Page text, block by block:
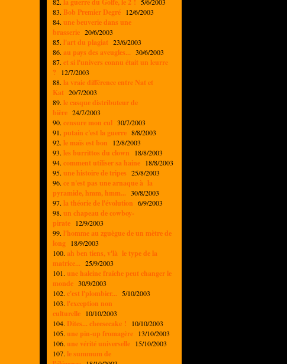
la guerre du Golfe, le 2 !
83. Bob Premier Degré 12/6/2003
84. une beuverie dans une
brasserie 20/6/2003
85. l'art du plagiat 23/6/2003
86. au pays des aveugles... 30/6/2003
87. et si l'univers connu était un leurre
? 12/7/2003
88. la vraie différence entre Nat et
Kat 20/7/2003
89. le casque distributeur de
bière 24/7/2003
90. censure mon cul 30/7/2003
91. putain c'est la guerre 8/8/2003
92. le maïs est bon 12/8/2003
93. les burrittos du clown 18/8/2003
94. comment utiliser sa haine 18/8/2003
95. une histoire de tripes 25/8/2003
96. ce n'est pas une arnaque à la
pyramide, hmm, hmm... 30/8/2003
97. la théorie de l'évolution 6/9/2003
98. un chapeau de cowboy-
pirate 12/9/2003
99. l'homme au zguègue de un mètre de
long 18/9/2003
100. ah ben tiens, v'là le type de la
matrice... 25/9/2003
101. une haleine fraîche peut changer le
monde 30/9/2003
102. c'est l'plombier... 5/10/2003
103. l'exception non
culturelle 10/10/2003
104. Dites... cheesecake ! 10/10/2003
105. une pin-up fromagère 13/10/2003
106. une vérité universelle 15/10/2003
107. le summum de